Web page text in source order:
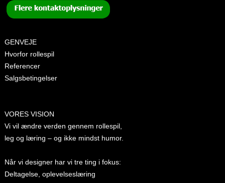
GENVEJE
Hvorfor rollespil
Referencer
Salgsbetingelser
VORES VISION
Vi vil ændre verden gennem rollespil,
leg og læring – og ikke mindst humor.
Når vi designer har vi tre ting i fokus:
Deltagelse, oplevelseslæring